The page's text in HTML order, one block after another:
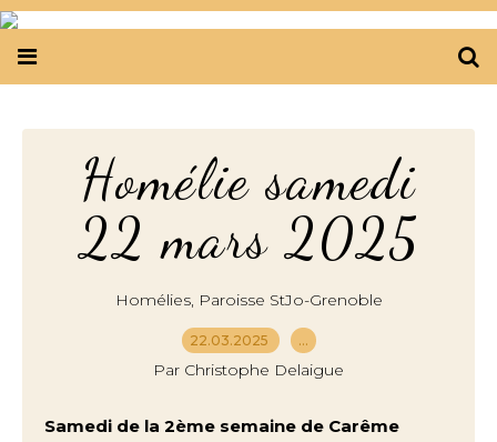
Homélie samedi
22 mars 2025
Homélies, Paroisse StJo-Grenoble
22.03.2025 …
Par Christophe Delaigue
Samedi de la 2ème semaine de Carême